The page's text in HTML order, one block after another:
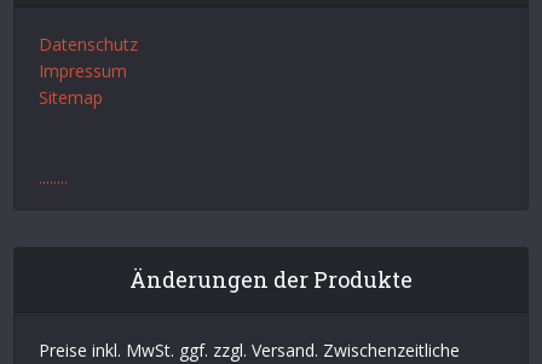
Datenschutz
Impressum
Sitemap
........
Änderungen der Produkte
Preise inkl. MwSt. ggf. zzgl. Versand. Zwischenzeitliche